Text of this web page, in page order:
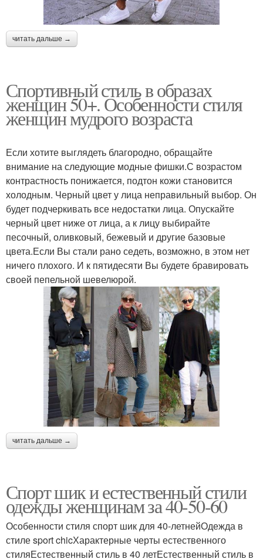
читать дальше →
Спортивный стиль в образах
женщин 50+. Особенности стиля
женщин мудрого возраста
Если хотите выглядеть благородно, обращайте
внимание на следующие модные фишки.С возрастом
контрастность понижается, подтон кожи становится
холодным. Черный цвет у лица неправильный выбор. Он
будет подчеркивать все недостатки лица. Опускайте
черный цвет ниже от лица, а к лицу выбирайте
песочный, оливковый, бежевый и другие базовые
цвета.Если Вы стали рано седеть, возможно, в этом нет
ничего плохого. И к пятидесяти Вы будете бравировать
своей пепельной шевелюрой.
читать дальше →
Спорт шик и естественный стили
одежды женщинам за 40-50-60
Особенности стиля спорт шик для 40-летнейОдежда в
стиле sport chicХарактерные черты естественного
стиляЕстественный стиль в 40 летЕстественный стиль в